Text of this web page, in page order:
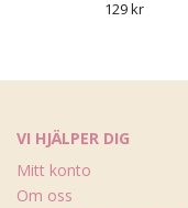
129 kr
VI HJÄLPER DIG
Mitt konto
Om oss